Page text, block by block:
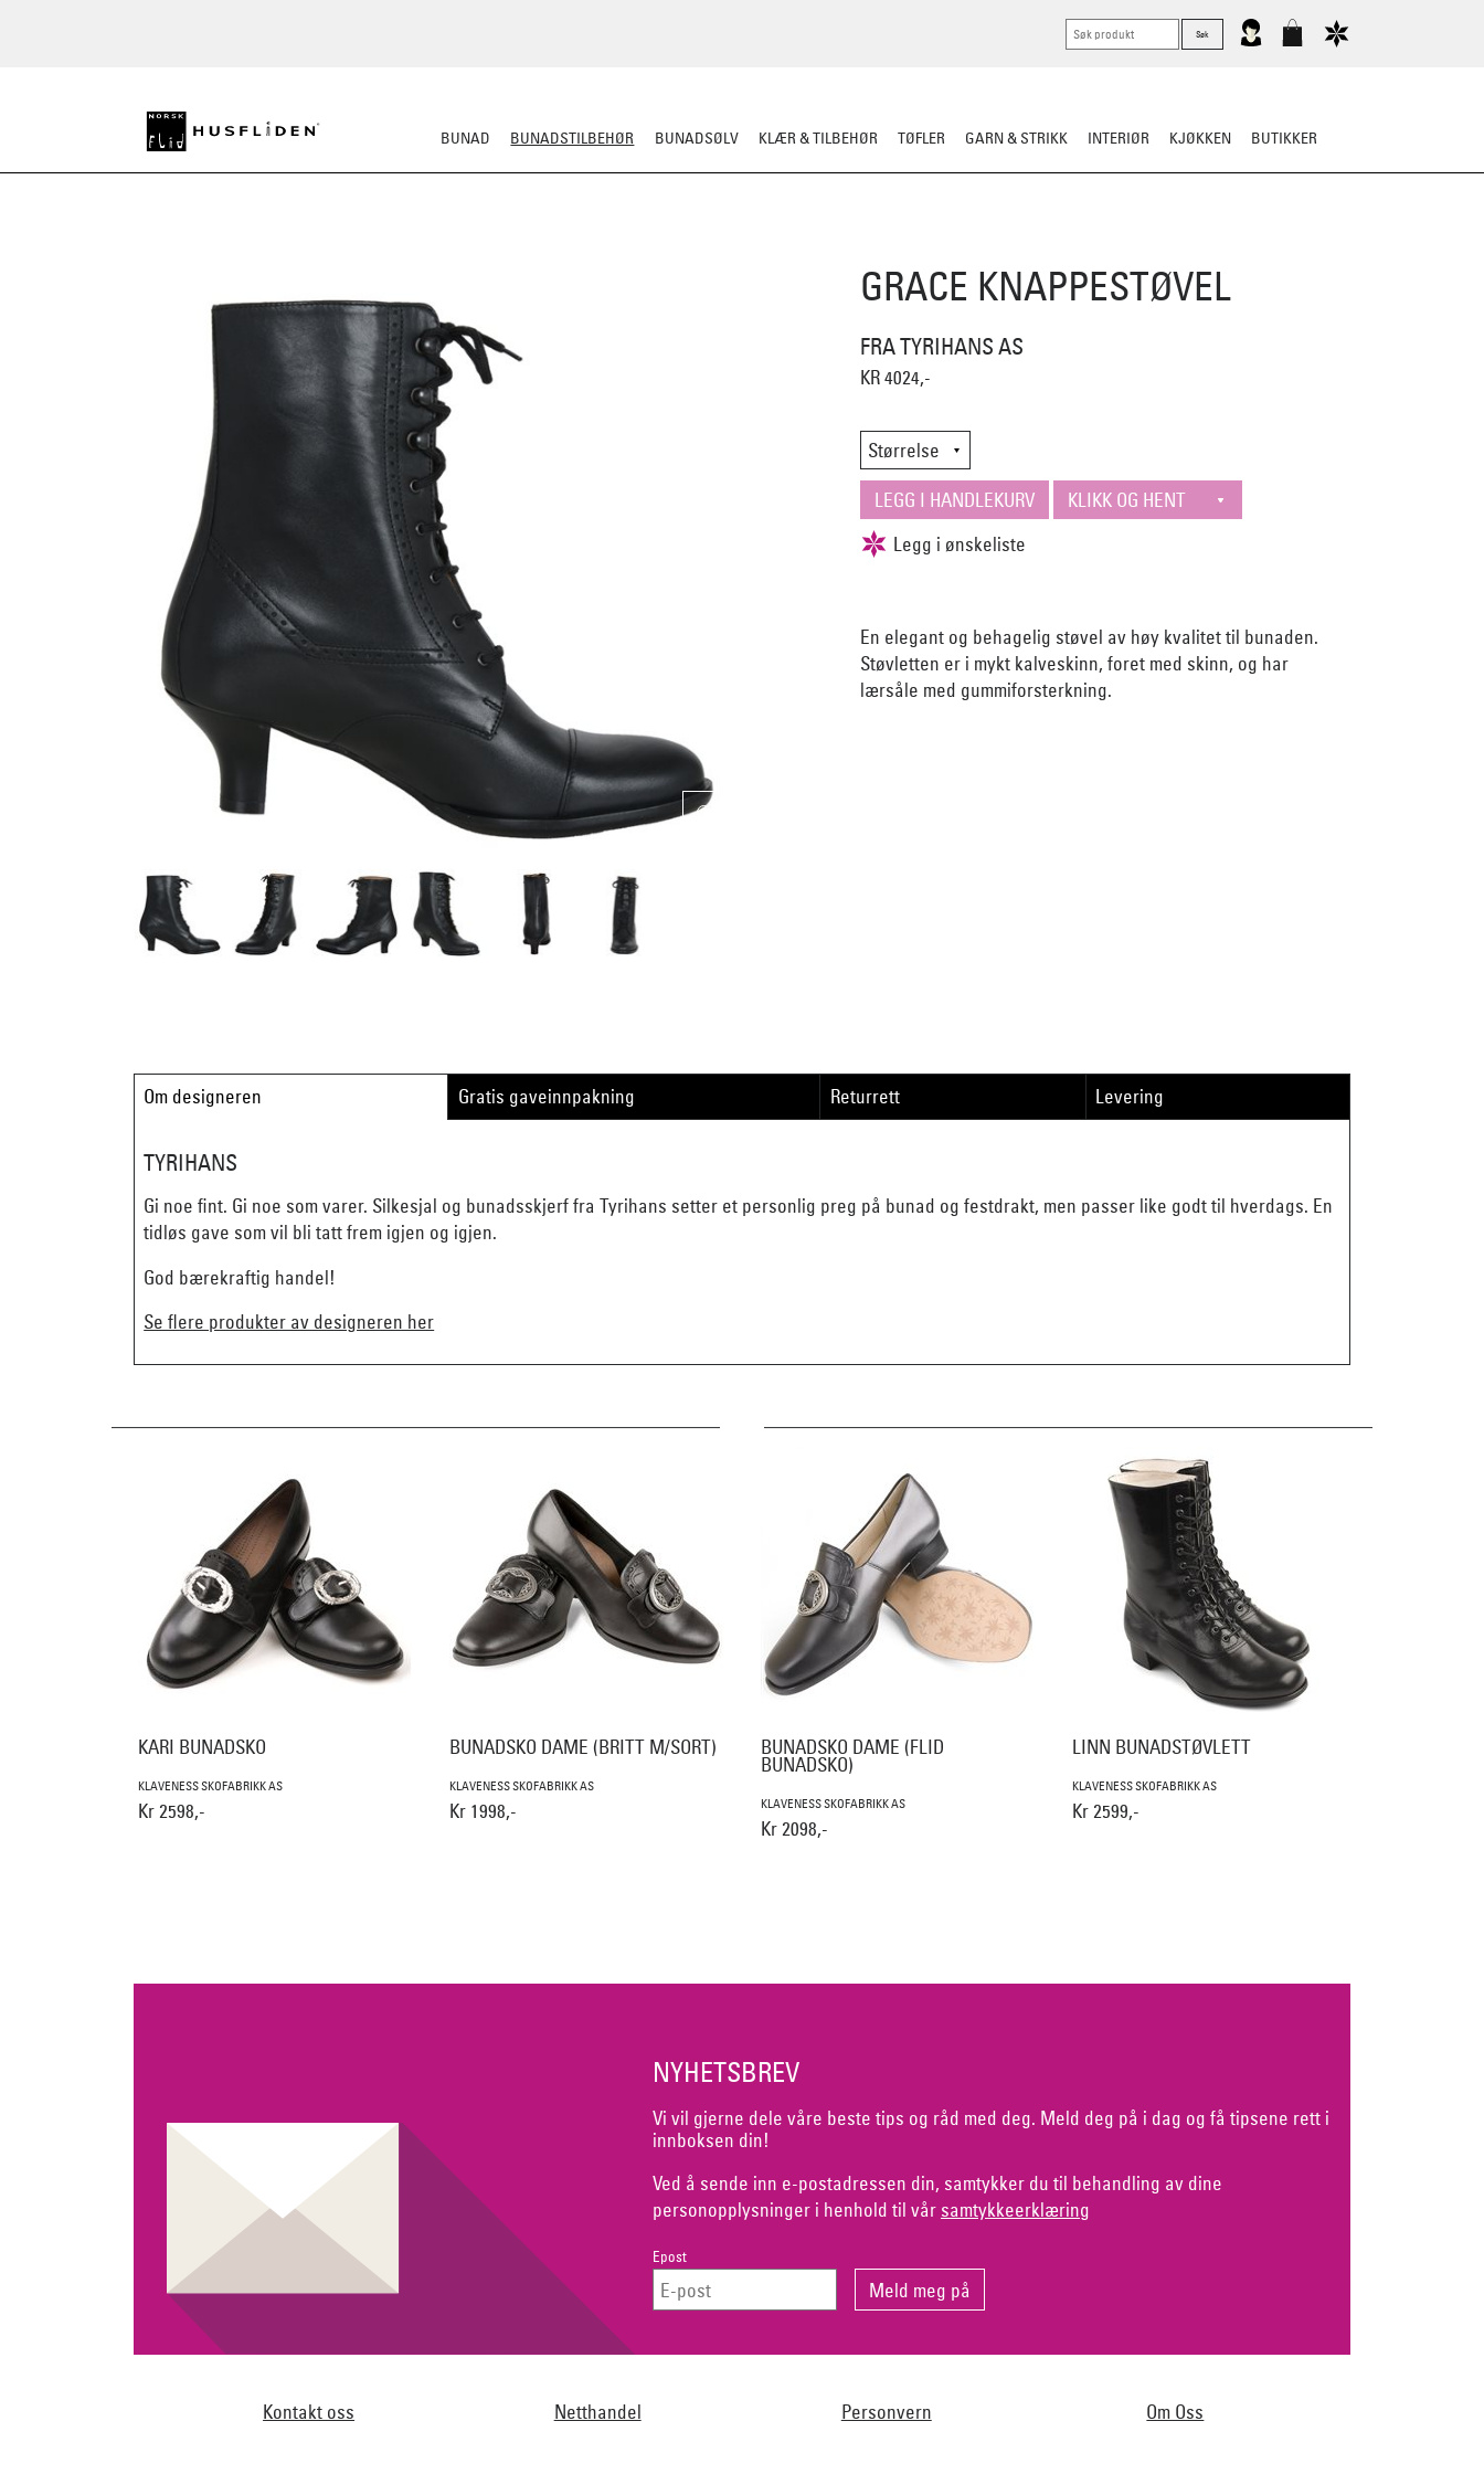
BUNAD BUNADSTILBEHØR BUNADSØLV KLÆR & TILBEHØR TØFLER GARN & STRIKK INTERIØR KJØKKEN BUTIKKER
GRACE KNAPPESTØVEL
FRA TYRIHANS AS
KR 4024,-
En elegant og behagelig støvel av høy kvalitet til bunaden.
Støvletten er i mykt kalveskinn, foret med skinn, og har
lærsåle med gummiforsterkning.
Om designeren Gratis gaveinnpakning Returrett Levering
TYRIHANS
Gi noe fint. Gi noe som varer. Silkesjal og bunadsskjerf fra Tyrihans setter et personlig preg på bunad og festdrakt, men passer like godt til hverdags. En
tidløs gave som vil bli tatt frem igjen og igjen.
God bærekraftig handel!
Se flere produkter av designeren her
KARI BUNADSKO
KLAVENESS SKOFABRIKK AS
Kr 2598,-
BUNADSKO DAME (BRITT M/SORT)
KLAVENESS SKOFABRIKK AS
Kr 1998,-
BUNADSKO DAME (FLID
BUNADSKO)
KLAVENESS SKOFABRIKK AS
Kr 2098,-
LINN BUNADSTØVLETT
KLAVENESS SKOFABRIKK AS
Kr 2599,-
NYHETSBREV
Vi vil gjerne dele våre beste tips og råd med deg. Meld deg på i dag og få tipsene rett i
innboksen din!
Ved å sende inn e-postadressen din, samtykker du til behandling av dine
personopplysninger i henhold til vår samtykkeerklæring
Epost
Kontakt oss Netthandel Personvern Om Oss